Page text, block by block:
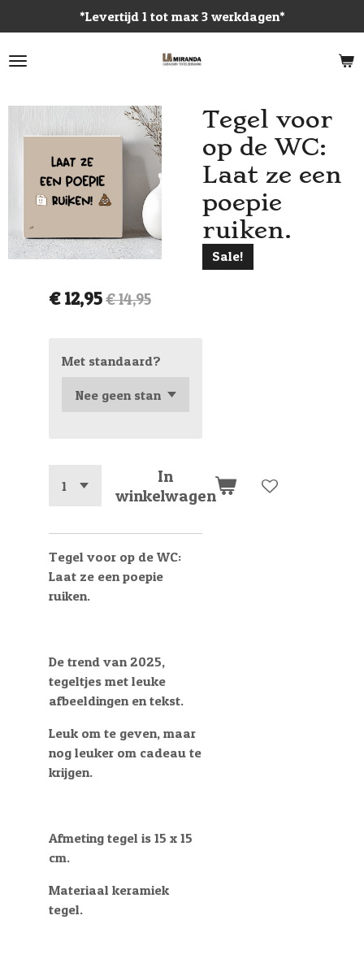
direct
naar
*Levertijd 1 tot max 3 werkdagen*
Tegel voor
op de WC:
Laat ze een
poepie
ruiken.
Sale!
€ 12,95€ 14,95
Met standaard?
In
winkelwagen
Tegel voor op de WC:
Laat ze een poepie
ruiken.
De trend van 2025,
tegeltjes met leuke
afbeeldingen en tekst.
Leuk om te geven, maar
nog leuker om cadeau te
krijgen.
Afmeting tegel is 15 x 15
cm.
Materiaal keramiek
tegel.